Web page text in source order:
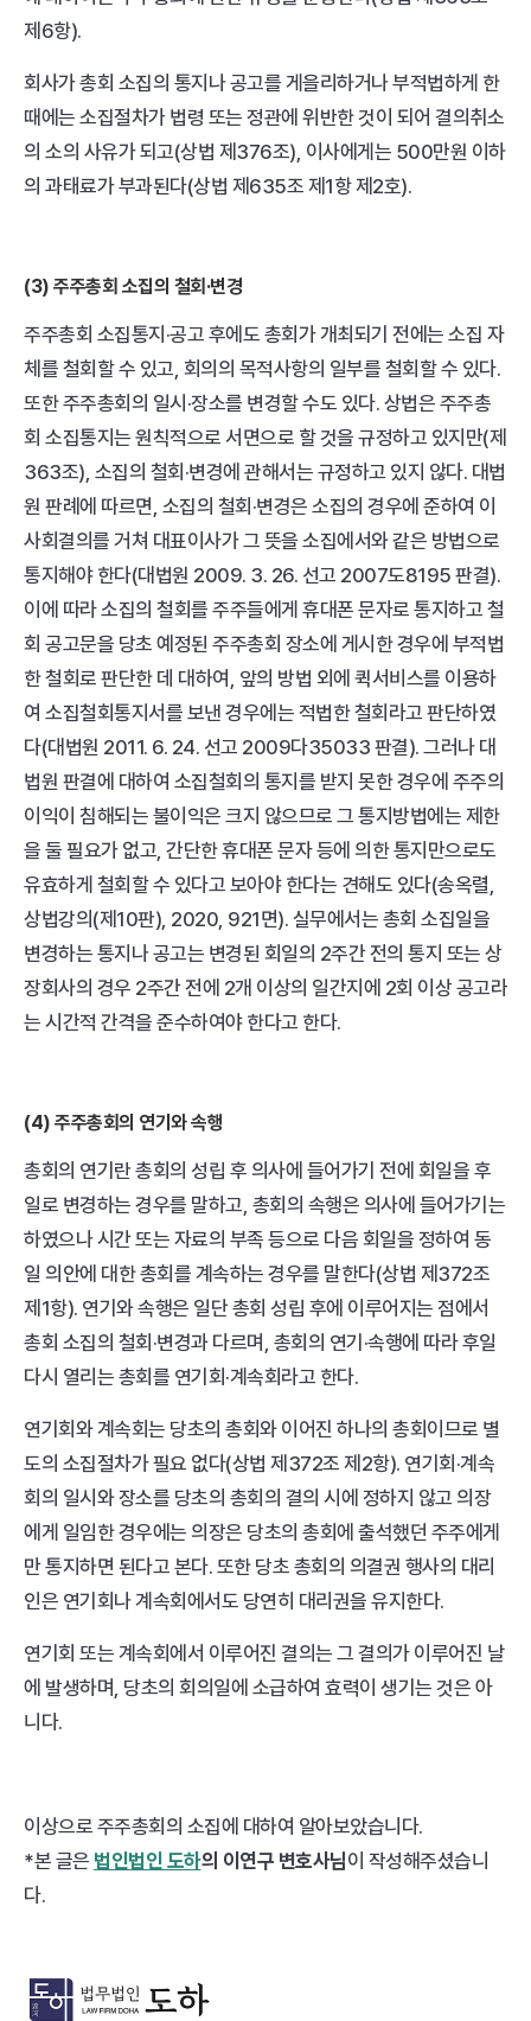
제6항).
회사가 총회 소집의 통지나 공고를 게을리하거나 부적법하게 한
때에는 소집절차가 법령 또는 정관에 위반한 것이 되어 결의취소
의 소의 사유가 되고(상법 제376조), 이사에게는 500만원 이하
의 과태료가 부과된다(상법 제635조 제1항 제2호).
(3) 주주총회 소집의 철회·변경
주주총회 소집통지·공고 후에도 총회가 개최되기 전에는 소집 자
체를 철회할 수 있고, 회의의 목적사항의 일부를 철회할 수 있다.
또한 주주총회의 일시·장소를 변경할 수도 있다. 상법은 주주총
회 소집통지는 원칙적으로 서면으로 할 것을 규정하고 있지만(제
363조), 소집의 철회·변경에 관해서는 규정하고 있지 않다. 대법
원 판례에 따르면, 소집의 철회·변경은 소집의 경우에 준하여 이
사회결의를 거쳐 대표이사가 그 뜻을 소집에서와 같은 방법으로
통지해야 한다(대법원 2009. 3. 26. 선고 2007도8195 판결).
이에 따라 소집의 철회를 주주들에게 휴대폰 문자로 통지하고 철
회 공고문을 당초 예정된 주주총회 장소에 게시한 경우에 부적법
한 철회로 판단한 데 대하여, 앞의 방법 외에 퀵서비스를 이용하
여 소집철회통지서를 보낸 경우에는 적법한 철회라고 판단하였
다(대법원 2011. 6. 24. 선고 2009다35033 판결). 그러나 대
법원 판결에 대하여 소집철회의 통지를 받지 못한 경우에 주주의
이익이 침해되는 불이익은 크지 않으므로 그 통지방법에는 제한
을 둘 필요가 없고, 간단한 휴대폰 문자 등에 의한 통지만으로도
유효하게 철회할 수 있다고 보아야 한다는 견해도 있다(송옥렬,
상법강의(제10판), 2020, 921면). 실무에서는 총회 소집일을
변경하는 통지나 공고는 변경된 회일의 2주간 전의 통지 또는 상
장회사의 경우 2주간 전에 2개 이상의 일간지에 2회 이상 공고라
는 시간적 간격을 준수하여야 한다고 한다.
(4) 주주총회의 연기와 속행
총회의 연기란 총회의 성립 후 의사에 들어가기 전에 회일을 후
일로 변경하는 경우를 말하고, 총회의 속행은 의사에 들어가기는
하였으나 시간 또는 자료의 부족 등으로 다음 회일을 정하여 동
일 의안에 대한 총회를 계속하는 경우를 말한다(상법 제372조
제1항). 연기와 속행은 일단 총회 성립 후에 이루어지는 점에서
총회 소집의 철회·변경과 다르며, 총회의 연기·속행에 따라 후일
다시 열리는 총회를 연기회·계속회라고 한다.
연기회와 계속회는 당초의 총회와 이어진 하나의 총회이므로 별
도의 소집절차가 필요 없다(상법 제372조 제2항). 연기회·계속
회의 일시와 장소를 당초의 총회의 결의 시에 정하지 않고 의장
에게 일임한 경우에는 의장은 당초의 총회에 출석했던 주주에게
만 통지하면 된다고 본다. 또한 당초 총회의 의결권 행사의 대리
인은 연기회나 계속회에서도 당연히 대리권을 유지한다.
연기회 또는 계속회에서 이루어진 결의는 그 결의가 이루어진 날
에 발생하며, 당초의 회의일에 소급하여 효력이 생기는 것은 아
니다.
이상으로 주주총회의 소집에 대하여 알아보았습니다.
*본 글은 법인법인 도하의 이연구 변호사님이 작성해주셨습니
다.